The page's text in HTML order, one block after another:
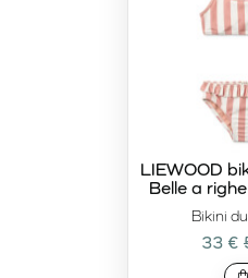
Bikini
LIEWOOD
Belle a
33 €